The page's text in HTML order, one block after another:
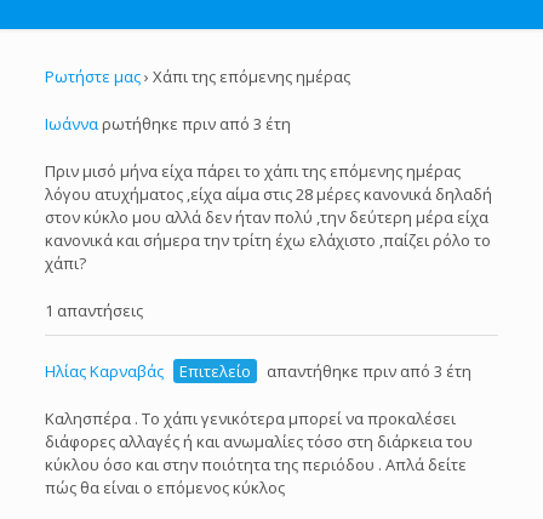
Ρωτήστε μας› Χάπι της επόμενης ημέρας
Ιωάνναρωτήθηκε πριν από 3 έτη
Πριν μισό μήνα είχα πάρει το χάπι της επόμενης ημέρας
λόγου ατυχήματος ,είχα αίμα στις 28 μέρες κανονικά δηλαδή
στον κύκλο μου αλλά δεν ήταν πολύ ,την δεύτερη μέρα είχα
κανονικά και σήμερα την τρίτη έχω ελάχιστο ,παίζει ρόλο το
χάπι?
1 απαντήσεις
Ηλίας Καρναβάς Επιτελείο απαντήθηκε πριν από 3 έτη
Καλησπέρα . Το χάπι γενικότερα μπορεί να προκαλέσει
διάφορες αλλαγές ή και ανωμαλίες τόσο στη διάρκεια του
κύκλου όσο και στην ποιότητα της περιόδου . Απλά δείτε
πώς θα είναι ο επόμενος κύκλος